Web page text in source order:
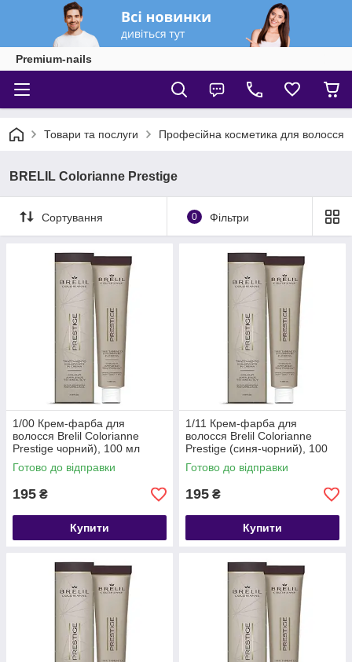
Premium-nails
Товари та послуги Професійна косметика для волосся
BRELIL Colorianne Prestige
Сортування 0 Фільтри
1/00 Крем-фарба для
волосся Brelil Colorianne
Prestige чорний), 100 мл
Готово до відправки
195 ₴
Купити
1/11 Крем-фарба для
волосся Brelil Colorianne
Prestige (синя-чорний), 100
мл
Готово до відправки
195 ₴
Купити